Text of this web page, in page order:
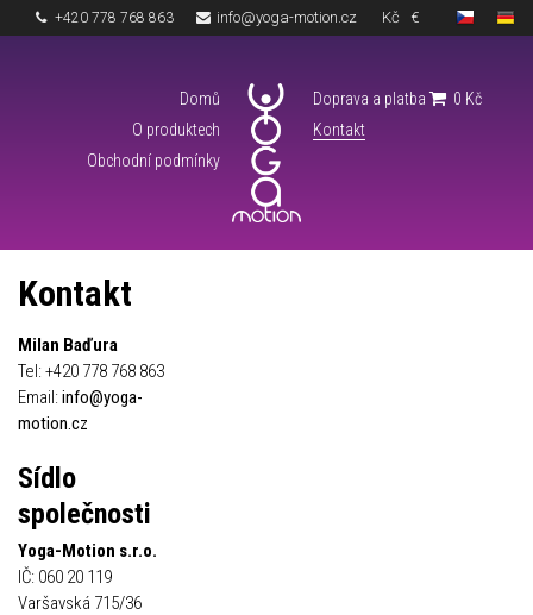
+420 778 768 863 info@yoga-motion.cz Kč €
Domů
O produktech
Obchodní podmínky
Doprava a platba
Kontakt
0 Kč
Kontakt
Milan Baďura
Tel: +420 778 768 863
Email: info@yoga-
motion.cz
Sídlo
společnosti
Yoga-Motion s.r.o.
IČ: 060 20 119
Varšavská 715/36